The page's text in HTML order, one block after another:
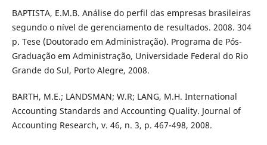
BAPTISTA, E.M.B. Análise do perfil das empresas brasileiras
segundo o nível de gerenciamento de resultados. 2008. 304
p. Tese (Doutorado em Administração). Programa de Pós-
Graduação em Administração, Universidade Federal do Rio
Grande do Sul, Porto Alegre, 2008.
BARTH, M.E.; LANDSMAN; W.R; LANG, M.H. International
Accounting Standards and Accounting Quality. Journal of
Accounting Research, v. 46, n. 3, p. 467-498, 2008.